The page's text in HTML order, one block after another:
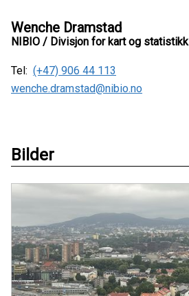
Wenche Dramstad
NIBIO / Divisjon for kart og statistikk
Tel: (+47) 906 44 113
wenche.dramstad@nibio.no
Bilder